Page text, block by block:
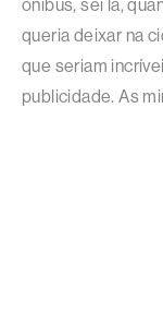
ônibus, sei lá,
queria deixar na
que seriam
publicidade. As